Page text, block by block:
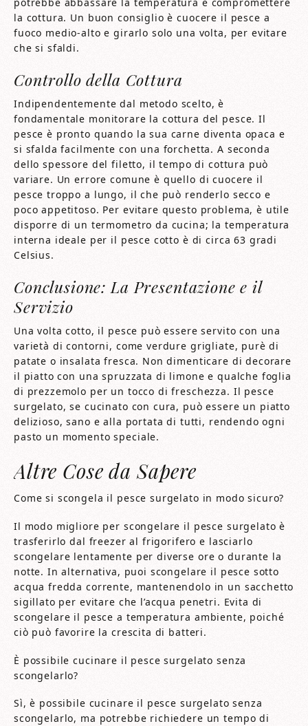
la cottura. Un buon consiglio è cuocere il pesce a
fuoco medio-alto e girarlo solo una volta, per evitare
che si sfaldi.
Controllo della Cottura
Indipendentemente dal metodo scelto, è
fondamentale monitorare la cottura del pesce. Il
pesce è pronto quando la sua carne diventa opaca e
si sfalda facilmente con una forchetta. A seconda
dello spessore del filetto, il tempo di cottura può
variare. Un errore comune è quello di cuocere il
pesce troppo a lungo, il che può renderlo secco e
poco appetitoso. Per evitare questo problema, è utile
disporre di un termometro da cucina; la temperatura
interna ideale per il pesce cotto è di circa 63 gradi
Celsius.
Conclusione: La Presentazione e il
Servizio
Una volta cotto, il pesce può essere servito con una
varietà di contorni, come verdure grigliate, purè di
patate o insalata fresca. Non dimenticare di decorare
il piatto con una spruzzata di limone e qualche foglia
di prezzemolo per un tocco di freschezza. Il pesce
surgelato, se cucinato con cura, può essere un piatto
delizioso, sano e alla portata di tutti, rendendo ogni
pasto un momento speciale.
Altre Cose da Sapere
Come si scongela il pesce surgelato in modo sicuro?
Il modo migliore per scongelare il pesce surgelato è
trasferirlo dal freezer al frigorifero e lasciarlo
scongelare lentamente per diverse ore o durante la
notte. In alternativa, puoi scongelare il pesce sotto
acqua fredda corrente, mantenendolo in un sacchetto
sigillato per evitare che l’acqua penetri. Evita di
scongelare il pesce a temperatura ambiente, poiché
ciò può favorire la crescita di batteri.
È possibile cucinare il pesce surgelato senza
scongelarlo?
Sì, è possibile cucinare il pesce surgelato senza
scongelarlo, ma potrebbe richiedere un tempo di